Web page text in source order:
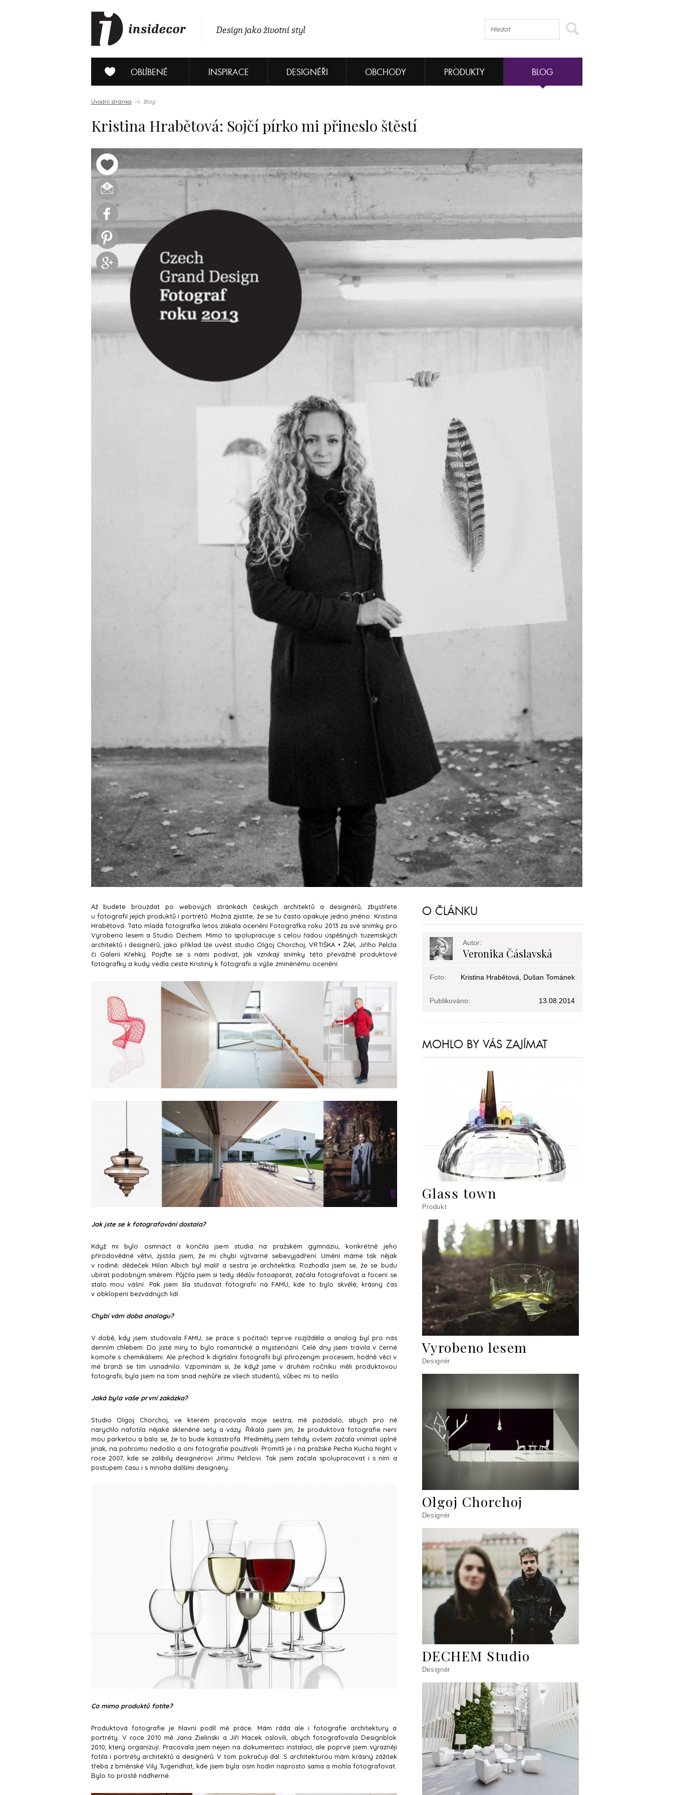
Design jako životní styl
OBLÍBENÉ INSPIRACE DESIGNÉŘI OBCHODY PRODUKTY BLOG
Úvodní stránka Blog
Kristina Hrabětová: Sojčí pírko mi přineslo štěstí
Až budete brouzdat po webových stránkách českých architektů a designérů, zbystřete
u fotografií jejich produktů i portrétů. Možná zjistíte, že se tu často opakuje jedno jméno: Kristina
Hrabětová. Tato mladá fotografka letos získala ocenění Fotografka roku 2013 za své snímky pro
Vyrobeno lesem a Studio Dechem. Mimo to spolupracuje s celou řadou úspěšných tuzemských
architektů i designérů, jako příklad lze uvést studio Olgoj Chorchoj, VRTIŠKA • ŽÁK, Jiřího Pelcla
či Galerii Křehký. Pojďte se s námi podívat, jak vznikají snímky této převážně produktové
fotografky a kudy vedla cesta Kristiny k fotografii a výše zmíněnému ocenění.
Jak jste se k fotografování dostala?
Když mi bylo osmnáct a končila jsem studia na pražském gymnáziu, konkrétně jeho
přírodovědné větvi, zjistila jsem, že mi chybí výtvarné sebevyjádření. Umění máme tak nějak
v rodině: dědeček Milan Albich byl malíř a sestra je architektka. Rozhodla jsem se, že se budu
ubírat podobným směrem. Půjčila jsem si tedy dědův fotoaparát, začala fotografovat a focení se
stalo mou vášní. Pak jsem šla studovat fotografii na FAMU, kde to bylo skvělé, krásný čas
v obklopení bezvadných lidí.
Chybí vám doba analogu?
V době, kdy jsem studovala FAMU, se práce s počítači teprve rozjížděla a analog byl pro nás
denním chlebem. Do jisté míry to bylo romantické a mysteriózní. Celé dny jsem trávila v černé
komoře s chemikáliemi. Ale přechod k digitální fotografii byl přirozeným procesem, hodně věcí v
mé branži se tím usnadnilo. Vzpomínám si, že když jsme v druhém ročníku měli produktovou
fotografii, byla jsem na tom snad nejhůře ze všech studentů, vůbec mi to nešlo.
Jaká byla vaše první zakázka?
Studio Olgoj Chorchoj, ve kterém pracovala moje sestra, mě požádalo, abych pro ně
narychlo nafotila nějaké skleněné sety a vázy. Říkala jsem jim, že produktová fotografie není
mou parketou a bála se, že to bude katastrofa. Předměty jsem tehdy ovšem začala vnímat úplně
jinak, na pohromu nedošlo a oni fotografie používali. Promítli je i na pražské Pecha Kucha Night v
roce 2007, kde se zalíbily designérovi Jiřímu Pelclovi. Tak jsem začala spolupracovat i s ním a
postupem času i s mnoha dalšími designéry.
Co mimo produktů fotíte?
Produktová fotografie je hlavní podíl mé práce. Mám ráda ale i fotografie architektury a
portréty. V roce 2010 mě Jana Zielinski a Jiří Macek oslovili, abych fotografovala Designblok
2010, který organizují. Pracovala jsem nejen na dokumentaci instalací, ale poprvé jsem výrazněji
fotila i portréty architektů a designérů. V tom pokračuji dál. S architekturou mám krásný zážitek
třeba z brněnské Vily Tugendhat, kde jsem byla osm hodin naprosto sama a mohla fotografovat.
Bylo to prostě nádherné.
O ČLÁNKU
Autor:
Veronika Čáslavská
Foto: Kristina Hrabětová, Dušan Tománek
Publikováno: 13.08.2014
MOHLO BY VÁS ZAJÍMAT
Glass town
Produkt
Vyrobeno lesem
Designér
Olgoj Chorchoj
Designér
DECHEM Studio
Designér